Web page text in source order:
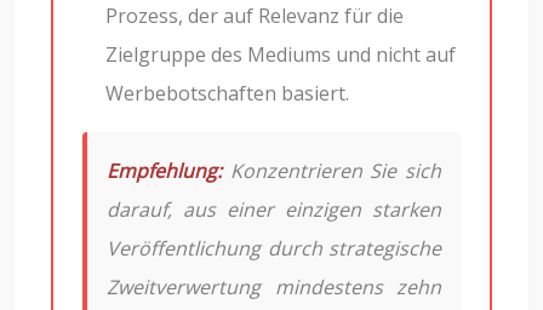
Prozess, der auf Relevanz für die
Zielgruppe des Mediums und nicht auf
Werbebotschaften basiert.
Empfehlung:Konzentrieren Sie sich
darauf, aus einer einzigen starken
Veröffentlichung durch strategische
Zweitverwertung mindestens zehn